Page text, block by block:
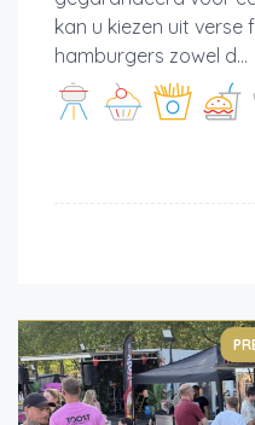
kan u kiezen uit verse
hamburgers zowel d...